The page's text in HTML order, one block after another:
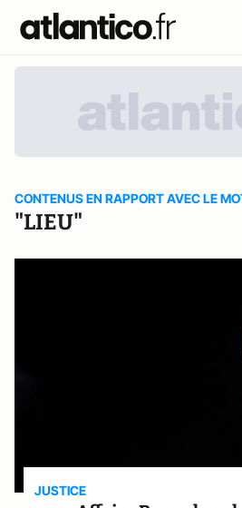
CONTENUS EN RAPPORT AVEC LE
"LIEU"
JUSTICE